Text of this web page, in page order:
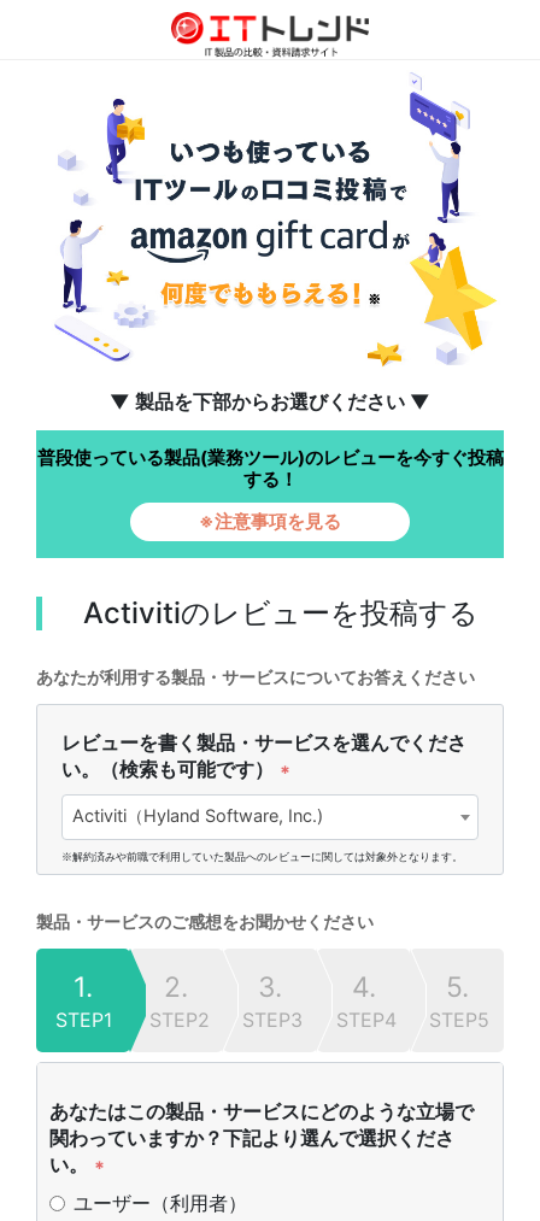
▼ 製品を下部からお選びください ▼
普段使っている製品(業務ツール)のレビューを今すぐ投稿
する！
※注意事項を見る
Activitiのレビューを投稿する
あなたが利用する製品・サービスについてお答えください
レビューを書く製品・サービスを選んでくださ
い。（検索も可能です）
*
Activiti（Hyland Software, Inc.)
※解約済みや前職で利用していた製品へのレビューに関しては対象外となります。
製品・サービスのご感想をお聞かせください
1.
STEP1
2.
STEP2
3.
STEP3
4.
STEP4
5.
STEP5
あなたはこの製品・サービスにどのような立場で
関わっていますか？下記より選んで選択くださ
い。
*
ユーザー（利用者）